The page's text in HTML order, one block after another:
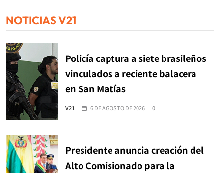
NOTICIAS V21
Policía captura a siete brasileños
vinculados a reciente balacera
en San Matías
V21 6 DE AGOSTO DE 2026 0
Presidente anuncia creación del
Alto Comisionado para la